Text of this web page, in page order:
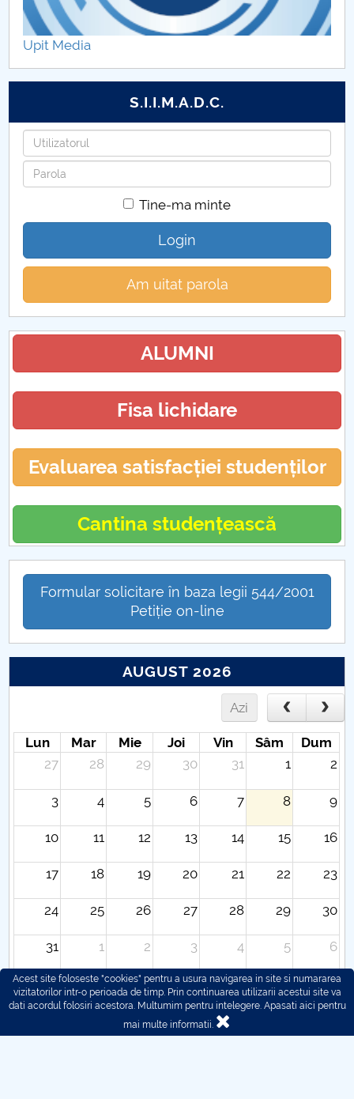
Proiecte de cercetare ştiinţifică 2017
Proiecte de cercetare ştiinţifică 2016
Proiecte de cercetare ştiinţifică 2014
Proiecte de cercetare ştiinţifică 2013
Proiecte de cercetare ştiinţifică 2012
Proiecte de cercetare ştiinţifică 2019
Upit Media
S.I.I.M.A.D.C.
Utilizatorul
Parola
Tine-ma minte
Login
Am uitat parola
ALUMNI
Fisa lichidare
Evaluarea satisfacției studenților
Cantina studențească
Formular solicitare în baza legii 544/2001
Petiție on-line
AUGUST 2026
Azi
Lun Mar Mie Joi Vin Sâm
Dum
27
28 29 30 31 1 2
3 4 5 6 7 8 9
10 11 12 13 14 15 16
17 18 19 20 21 22 23
24 25 26 27 28 29 30
31 1 2 3 4 5 6
Acest site foloseste "cookies" pentru a usura navigarea in site si numararea
vizitatorilor intr-o perioada de timp. Prin continuarea utilizarii acestui site va
dati acordul folosiri acestora. Multumim pentru intelegere. Apasati aici pentru
mai multe informatii.